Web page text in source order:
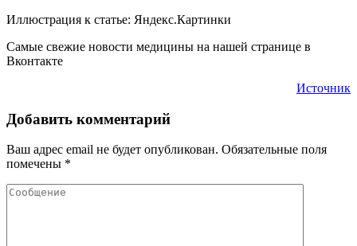
Иллюстрация к статье: Яндекс.Картинки
Самые свежие новости медицины на нашей странице в
Вконтакте
Источник
Добавить комментарий
Ваш адрес email не будет опубликован. Обязательные поля
помечены *